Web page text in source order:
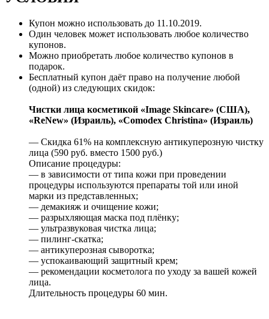
Купон можно использовать до 11.10.2019.
Один человек может использовать любое количество
купонов.
Можно приобретать любое количество купонов в
подарок.
Бесплатный купон даёт право на получение любой
(одной) из следующих скидок:
Чистки лица косметикой «Image Skincare» (США),
«ReNew» (Израиль), «Comodex Christina» (Израиль)
— Скидка 61% на комплексную антикуперозную чистку
лица (590 руб. вместо 1500 руб.)
Описание процедуры:
— в зависимости от типа кожи при проведении
процедуры используются препараты той или иной
марки из представленных;
— демакияж и очищение кожи;
— разрыхляющая маска под плёнку;
— ультразвуковая чистка лица;
— пилинг-скатка;
— антикуперозная сыворотка;
— успокаивающий защитный крем;
— рекомендации косметолога по уходу за вашей кожей
лица.
Длительность процедуры 60 мин.